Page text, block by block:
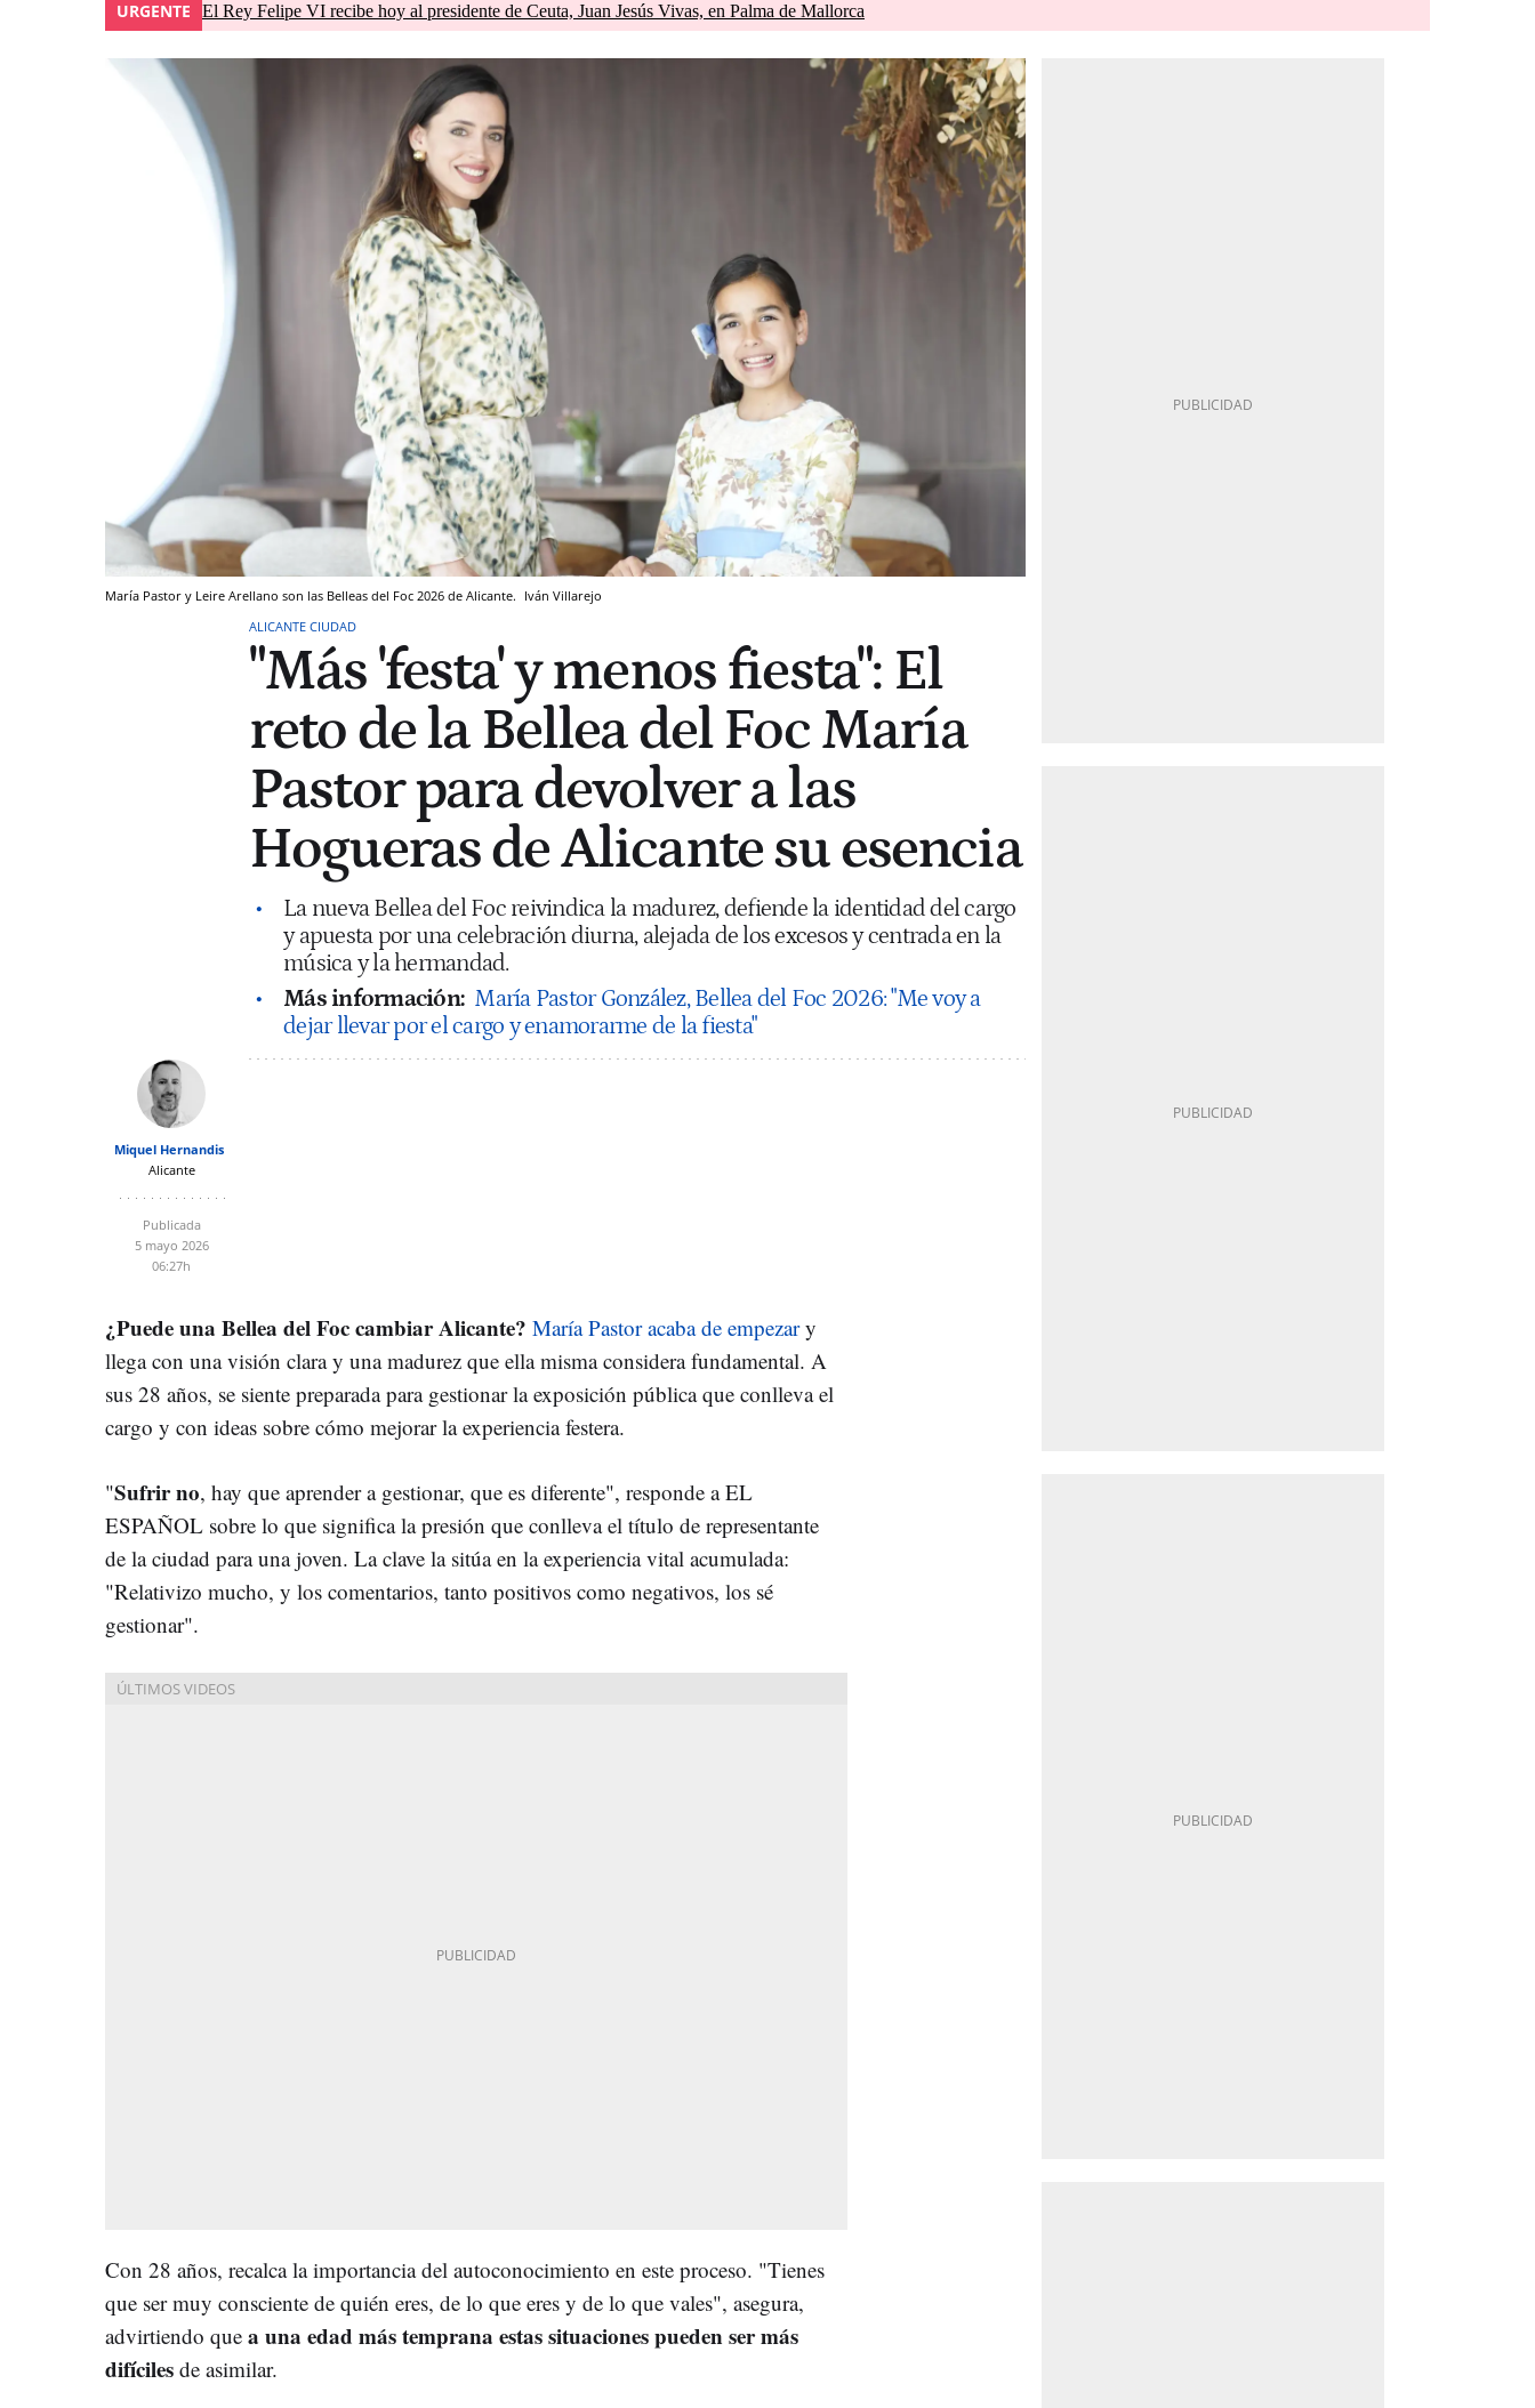
URGENTE El Rey Felipe VI recibe hoy al presidente de Ceuta, Juan Jesús Vivas, en Palma de Mallorca
María Pastor y Leire Arellano son las Belleas del Foc 2026 de Alicante. Iván Villarejo
ALICANTE CIUDAD
"Más 'festa' y menos fiesta": El
reto de la Bellea del Foc María
Pastor para devolver a las
Hogueras de Alicante su esencia
La nueva Bellea del Foc reivindica la madurez, defiende la identidad del cargo
y apuesta por una celebración diurna, alejada de los excesos y centrada en la
música y la hermandad.
Más información: María Pastor González, Bellea del Foc 2026: "Me voy a
dejar llevar por el cargo y enamorarme de la fiesta"
Miquel Hernandis
Alicante
Publicada
5 mayo 2026
06:27h
¿Puede una Bellea del Foc cambiar Alicante? María Pastor acaba de empezary
llega con una visión clara y una madurez que ella misma considera fundamental. A
sus 28 años, se siente preparada para gestionar la exposición pública que conlleva el
cargo y con ideas sobre cómo mejorar la experiencia festera.
"Sufrir no, hay que aprender a gestionar, que es diferente", responde a EL
ESPAÑOL sobre lo que significa la presión que conlleva el título de representante
de la ciudad para una joven. La clave la sitúa en la experiencia vital acumulada:
"Relativizo mucho, y los comentarios, tanto positivos como negativos, los sé
gestionar".
Con 28 años, recalca la importancia del autoconocimiento en este proceso. "Tienes
que ser muy consciente de quién eres, de lo que eres y de lo que vales", asegura,
advirtiendo que a una edad más temprana estas situaciones pueden ser más
difíciles de asimilar.